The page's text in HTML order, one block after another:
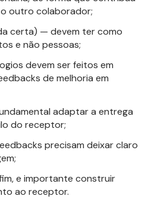
outro colaborador;
certa) — devem ter como
e não pessoas;
devem ser feitos em
de melhoria em
adaptar a entrega
do receptor;
precisam deixar claro
e importante construir
ao receptor.